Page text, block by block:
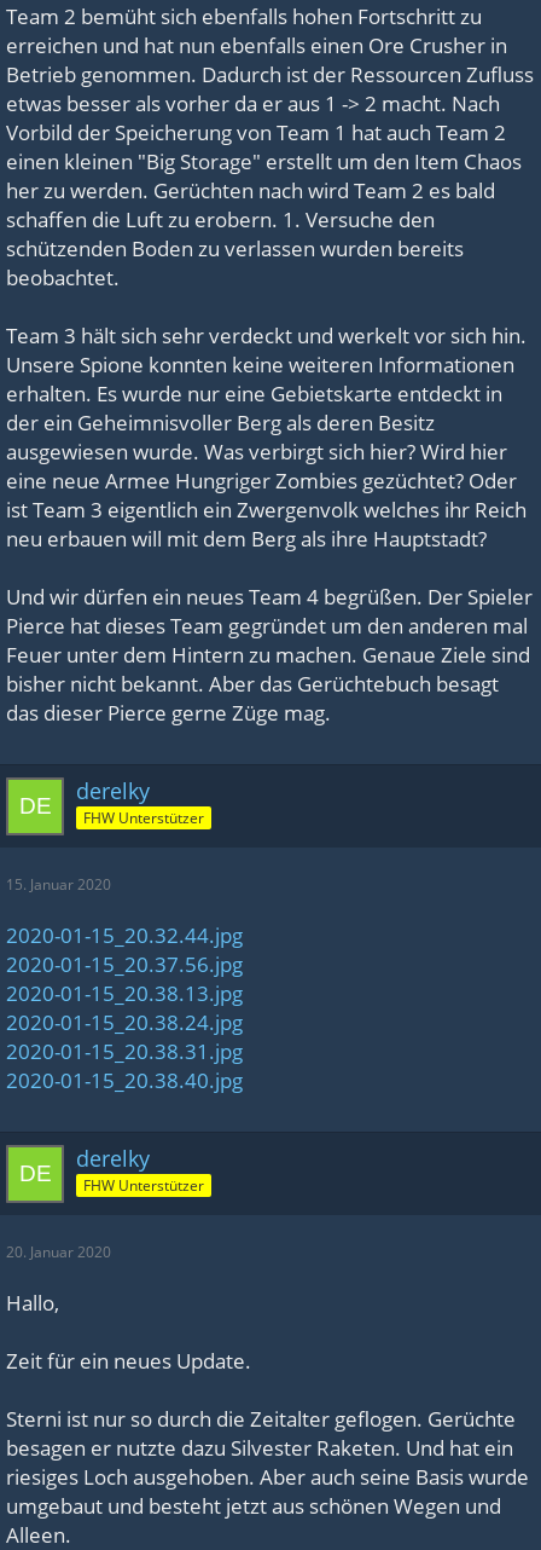
Team 2 bemüht sich ebenfalls hohen Fortschritt zu
erreichen und hat nun ebenfalls einen Ore Crusher in
Betrieb genommen. Dadurch ist der Ressourcen Zufluss
etwas besser als vorher da er aus 1 -> 2 macht. Nach
Vorbild der Speicherung von Team 1 hat auch Team 2
einen kleinen "Big Storage" erstellt um den Item Chaos
her zu werden. Gerüchten nach wird Team 2 es bald
schaffen die Luft zu erobern. 1. Versuche den
schützenden Boden zu verlassen wurden bereits
beobachtet.
Team 3 hält sich sehr verdeckt und werkelt vor sich hin.
Unsere Spione konnten keine weiteren Informationen
erhalten. Es wurde nur eine Gebietskarte entdeckt in
der ein Geheimnisvoller Berg als deren Besitz
ausgewiesen wurde. Was verbirgt sich hier? Wird hier
eine neue Armee Hungriger Zombies gezüchtet? Oder
ist Team 3 eigentlich ein Zwergenvolk welches ihr Reich
neu erbauen will mit dem Berg als ihre Hauptstadt?
Und wir dürfen ein neues Team 4 begrüßen. Der Spieler
Pierce hat dieses Team gegründet um den anderen mal
Feuer unter dem Hintern zu machen. Genaue Ziele sind
bisher nicht bekannt. Aber das Gerüchtebuch besagt
das dieser Pierce gerne Züge mag.
derelky
FHW Unterstützer
15. Januar 2020
2020-01-15_20.32.44.jpg
2020-01-15_20.37.56.jpg
2020-01-15_20.38.13.jpg
2020-01-15_20.38.24.jpg
2020-01-15_20.38.31.jpg
2020-01-15_20.38.40.jpg
derelky
FHW Unterstützer
20. Januar 2020
Hallo,
Zeit für ein neues Update.
Sterni ist nur so durch die Zeitalter geflogen. Gerüchte
besagen er nutzte dazu Silvester Raketen. Und hat ein
riesiges Loch ausgehoben. Aber auch seine Basis wurde
umgebaut und besteht jetzt aus schönen Wegen und
Alleen.